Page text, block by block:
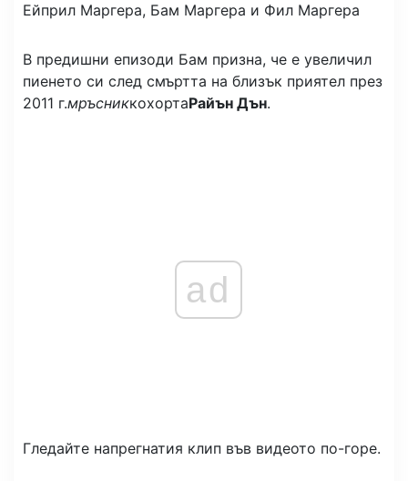
Ейприл Маргера, Бам Маргера и Фил Маргера
В предишни епизоди Бам призна, че е увеличил
пиенето си след смъртта на близък приятел през
2011 г.мръсниккохортаРайън Дън.
ad
Гледайте напрегнатия клип във видеото по-горе.